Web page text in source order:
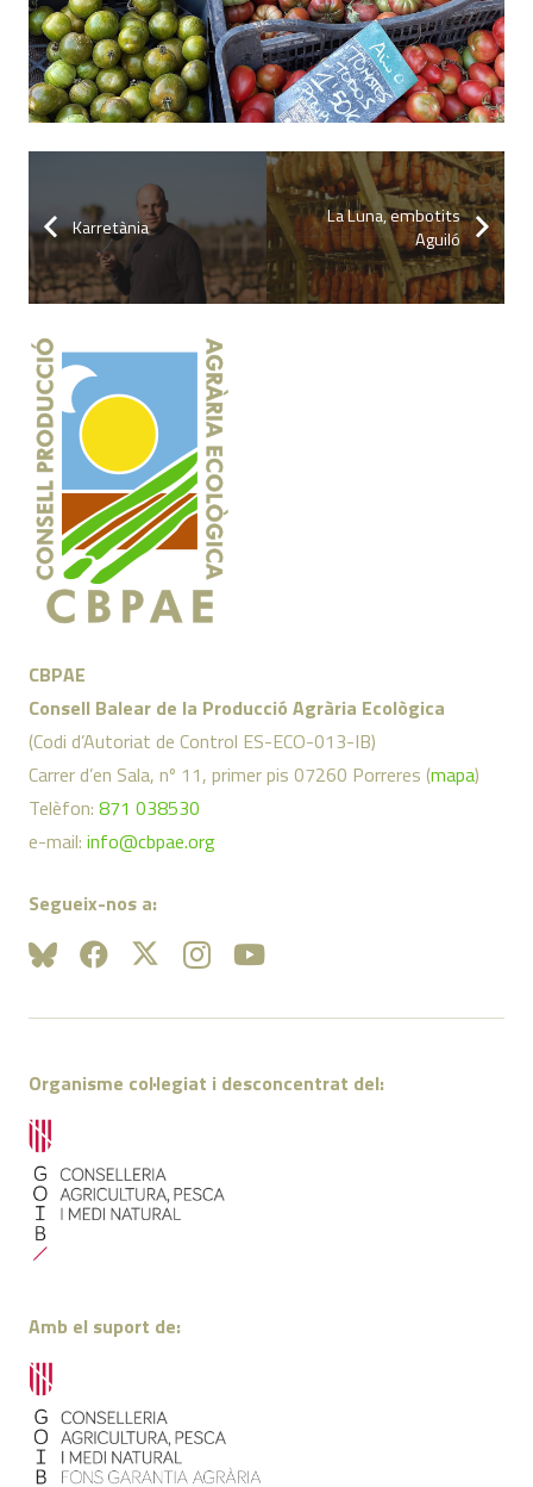
Karretània
La Luna, embotits
Aguiló
CBPAE
Consell Balear de la Producció Agrària Ecològica
(Codi d’Autoriat de Control ES-ECO-013-IB)
Carrer d’en Sala, nº 11, primer pis 07260 Porreres (mapa)
Telèfon: 871 038530
e-mail: info@cbpae.org
Segueix-nos a:
Organisme col·legiat i desconcentrat del:
Amb el suport de: